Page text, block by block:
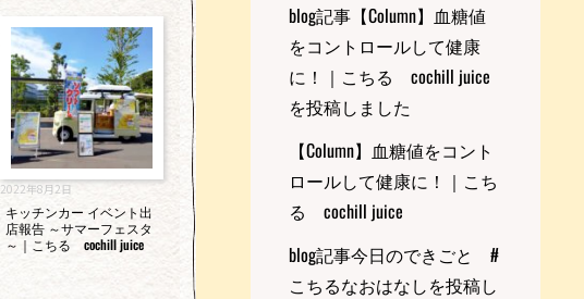
2022年8月2日
キッチンカー イベント出
店報告 ～サマーフェスタ
～｜こちる cochill juice
blog記事【Column】血糖値
をコントロールして健康
に！｜こちる cochill juice
を投稿しました
【Column】血糖値をコント
ロールして健康に！｜こち
る cochill juice
blog記事今日のできごと #
こちるなおはなしを投稿し